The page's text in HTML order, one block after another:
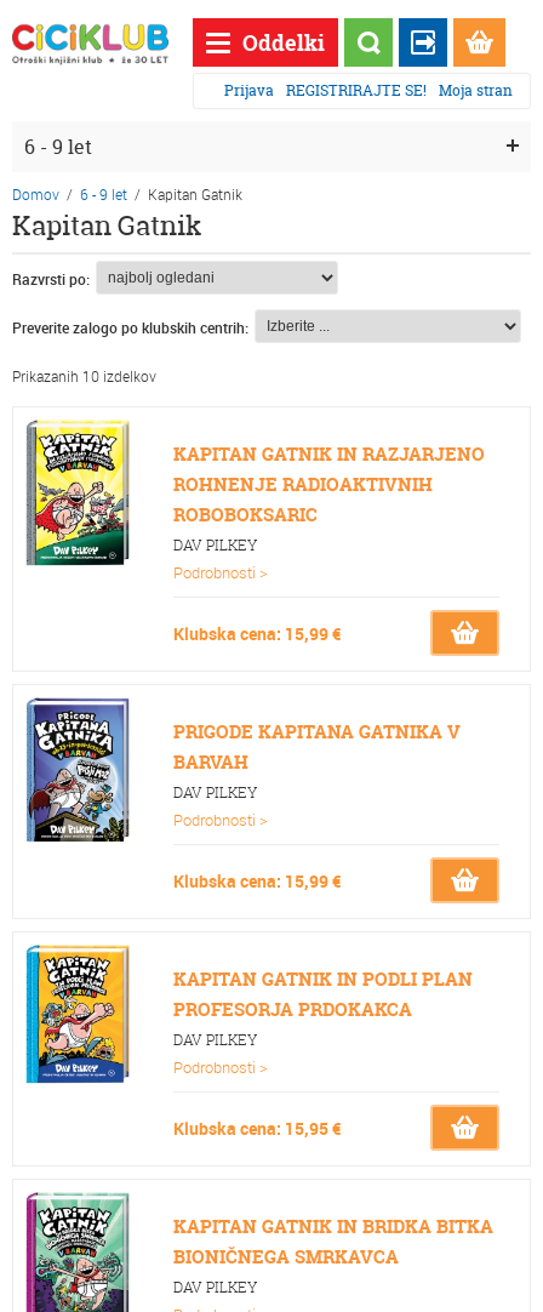
Oddelki
Prijava REGISTRIRAJTE SE! Moja stran
6 - 9 let
Domov / 6 - 9 let / Kapitan Gatnik
Kapitan Gatnik
Razvrsti po:
Preverite zalogo po klubskih centrih:
Prikazanih 10 izdelkov
KAPITAN GATNIK IN RAZJARJENO
ROHNENJE RADIOAKTIVNIH
ROBOBOKSARIC
DAV PILKEY
Podrobnosti >
Klubska cena: 15,99 €
PRIGODE KAPITANA GATNIKA V
BARVAH
DAV PILKEY
Podrobnosti >
Klubska cena: 15,99 €
KAPITAN GATNIK IN PODLI PLAN
PROFESORJA PRDOKAKCA
DAV PILKEY
Podrobnosti >
Klubska cena: 15,95 €
KAPITAN GATNIK IN BRIDKA BITKA
BIONIČNEGA SMRKAVCA
DAV PILKEY